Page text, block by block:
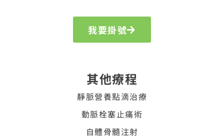
我要掛號
其他療程
靜脈營養點滴治療
動脈栓塞止痛術
自體骨髓注射